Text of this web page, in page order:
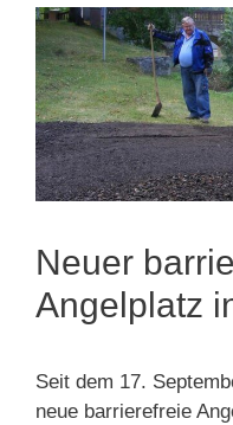
Neuer
Angelplatz
Seit dem 17.
neue barrierefreie